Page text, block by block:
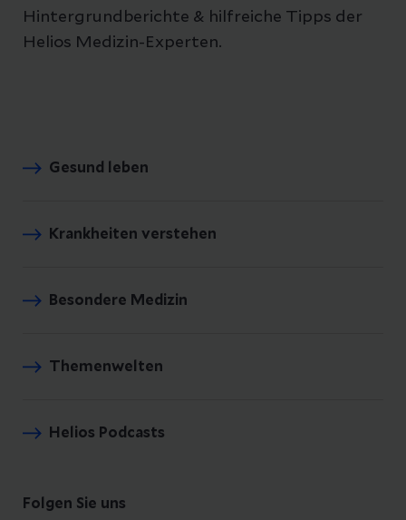
Hintergrundberichte & hilfreiche Tipps der
Helios Medizin-Experten.
Gesund leben
Krankheiten verstehen
Besondere Medizin
Themenwelten
Helios Podcasts
Folgen Sie uns